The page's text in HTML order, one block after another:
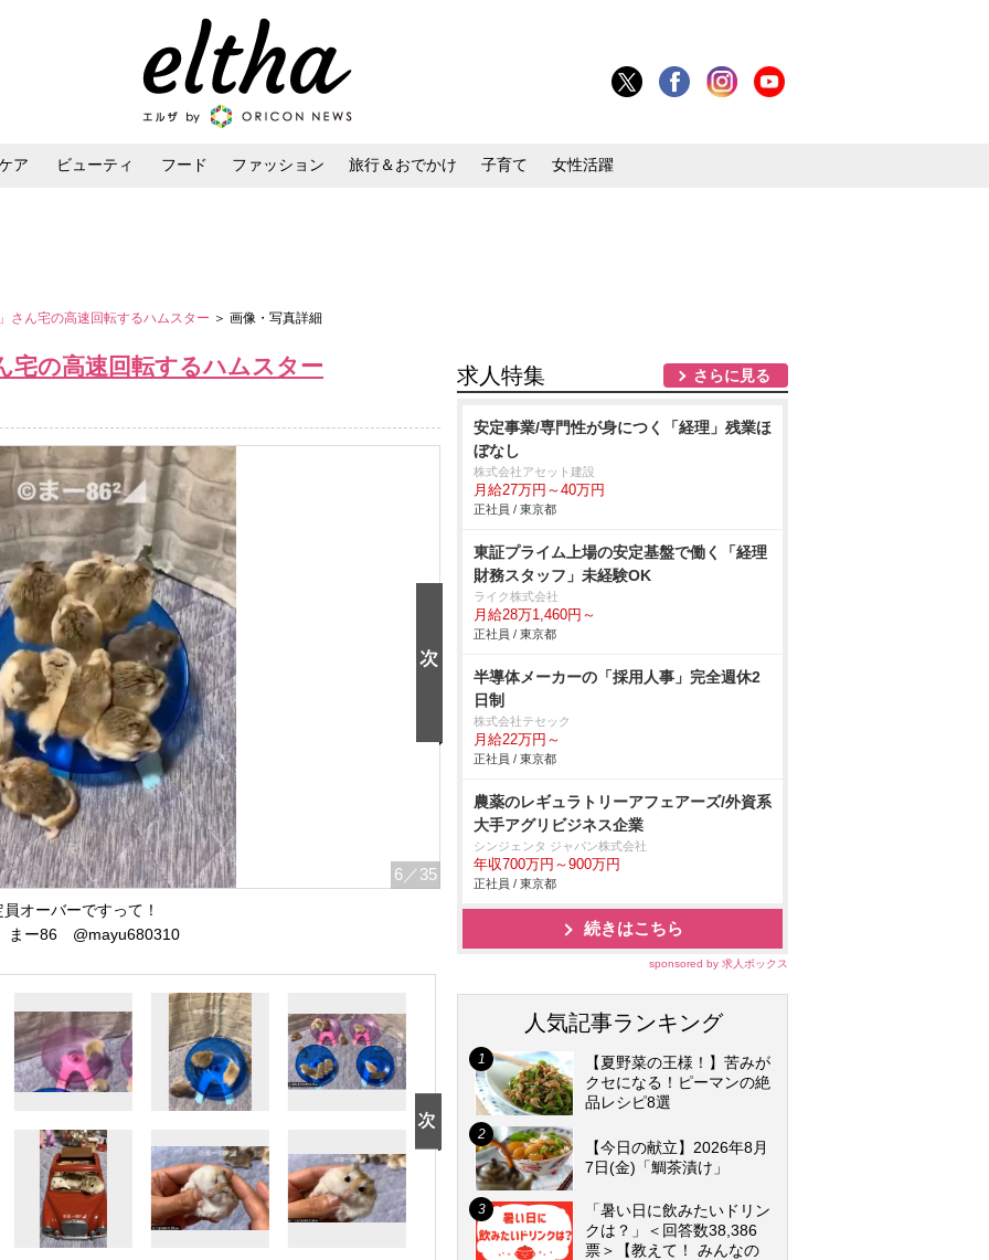
ア ビューティ フード ファッション 旅行＆おでかけ 子育て 女性活躍
さん宅の高速回転するハムスター ＞ 画像・写真詳細
宅の高速回転するハムスター
6 ／35
員オーバーですって！
まー86 @mayu680310
求人特集 さらに見る
安定事業/専門性が身につく「経理」残業ほ
ぼなし
株式会社アセット建設
月給27万円～40万円
正社員 / 東京都
東証プライム上場の安定基盤で働く「経理
財務スタッフ」未経験OK
ライク株式会社
月給28万1,460円～
正社員 / 東京都
半導体メーカーの「採用人事」完全週休2
日制
株式会社テセック
月給22万円～
正社員 / 東京都
農薬のレギュラトリーアフェアーズ/外資系
大手アグリビジネス企業
シンジェンタ ジャパン株式会社
年収700万円～900万円
正社員 / 東京都
続きはこちら
sponsored by 求人ボックス
人気記事ランキング
【夏野菜の王様！】苦みが
クセになる！ピーマンの絶
品レシピ8選
【今日の献立】2026年8月
7日(金)「鯛茶漬け」
「暑い日に飲みたいドリン
クは？」＜回答数38,386
票＞【教えて！ みんなの